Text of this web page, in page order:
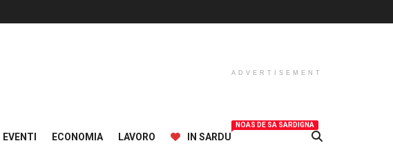
ADVERTISEMENT
EVENTI ECONOMIA LAVORO IN SARDU
NOAS DE SA SARDIGNA